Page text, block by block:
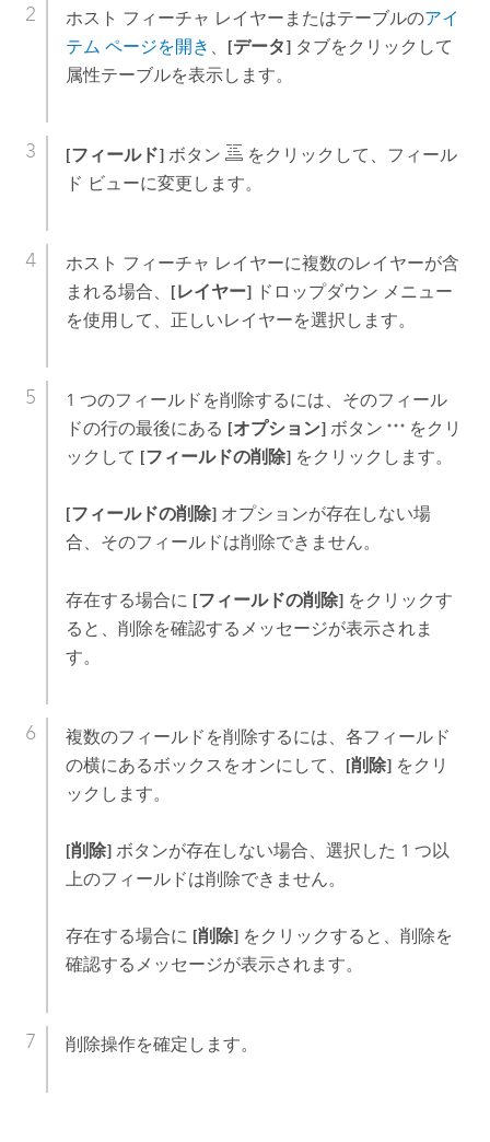
ホスト フィーチャ レイヤーまたはテーブルのアイ
テム ページを開き
[データ]タブをクリックして
属性テーブルを表示します。
[フィールド]ボタン
をクリックして、フィール
ド ビューに変更します。
ホスト フィーチャ レイヤーに複数のレイヤーが含
まれる場合、 [レイヤー]ドロップダウン メニュー
を使用して、正しいレイヤーを選択します。
1 つのフィールドを削除するには、そのフィール
ドの行の最後にある [オプション]ボタン
をクリ
ックして [フィールドの削除]をクリックします。
[フィールドの削除]オプションが存在しない場
合、そのフィールドは削除できません。
存在する場合に [フィールドの削除]をクリックす
ると、削除を確認するメッセージが表示されま
す。
複数のフィールドを削除するには、各フィールド
の横にあるボックスをオンにして、 [削除]をクリ
ックします。
[削除]ボタンが存在しない場合、選択した 1 つ以
上のフィールドは削除できません。
存在する場合に [削除]をクリックすると、削除を
確認するメッセージが表示されます。
削除操作を確定します。